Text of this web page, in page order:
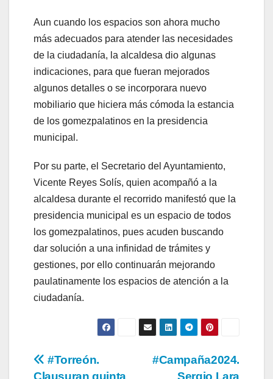
Aun cuando los espacios son ahora mucho
más adecuados para atender las necesidades
de la ciudadanía, la alcaldesa dio algunas
indicaciones, para que fueran mejorados
algunos detalles o se incorporara nuevo
mobiliario que hiciera más cómoda la estancia
de los gomezpalatinos en la presidencia
municipal.
Por su parte, el Secretario del Ayuntamiento,
Vicente Reyes Solís, quien acompañó a la
alcaldesa durante el recorrido manifestó que la
presidencia municipal es un espacio de todos
los gomezpalatinos, pues acuden buscando
dar solución a una infinidad de trámites y
gestiones, por ello continuarán mejorando
paulatinamente los espacios de atención a la
ciudadanía.
Navegación
#Campaña2024.
#Torreón.